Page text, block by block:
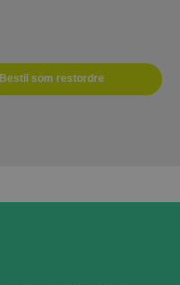
Bestil som restordre